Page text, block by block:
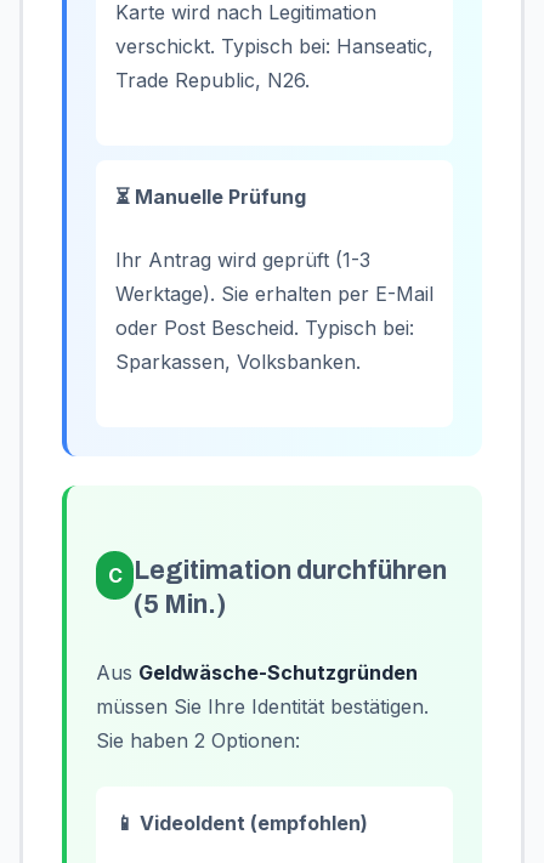
Karte wird nach Legitimation
verschickt. Typisch bei: Hanseatic,
Trade Republic, N26.
⏳ Manuelle Prüfung
Ihr Antrag wird geprüft (1-3
Werktage). Sie erhalten per E-Mail
oder Post Bescheid. Typisch bei:
Sparkassen, Volksbanken.
C Legitimation durchführen
(5 Min.)
Aus Geldwäsche-Schutzgründen
müssen Sie Ihre Identität bestätigen.
Sie haben 2 Optionen:
📱 VideoIdent (empfohlen)